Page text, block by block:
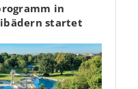
in
startet